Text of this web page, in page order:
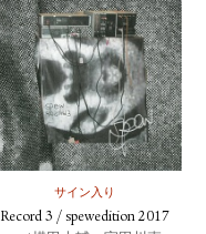
サイン入り
Record 3 / spewedition 2017